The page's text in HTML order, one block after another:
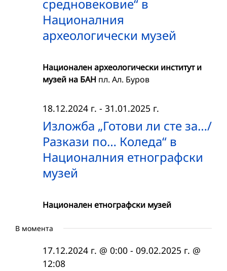
средновековие“ в
Националния
археологически музей
Национален археологически институт и
музей на БАН пл. Ал. Буров
Изложба „Готови ли сте за…/
Разкази по… Коледа“ в
Националния етнографски
музей
18.12.2024 г. - 31.01.2025 г.
Национален етнографски музей
В момента
17.12.2024 г. @ 0:00 - 09.02.2025 г. @
12:08